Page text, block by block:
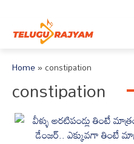
Home»constipation
constipation